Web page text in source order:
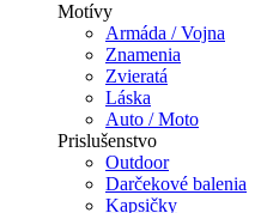
Motívy
Armáda / Vojna
Znamenia
Zvieratá
Láska
Auto / Moto
Prislušenstvo
Outdoor
Darčekové balenia
Kapsičky